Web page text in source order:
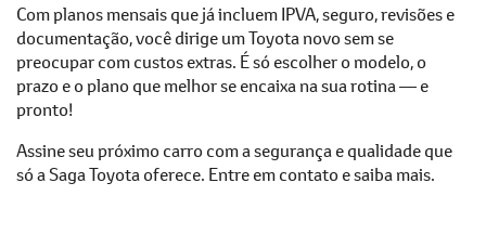
Com planos mensais que já incluem IPVA, seguro, revisões e
documentação, você dirige um Toyota novo sem se
preocupar com custos extras. É só escolher o modelo, o
prazo e o plano que melhor se encaixa na sua rotina — e
pronto!
Assine seu próximo carro com a segurança e qualidade que
só a Saga Toyota oferece. Entre em contato e saiba mais.